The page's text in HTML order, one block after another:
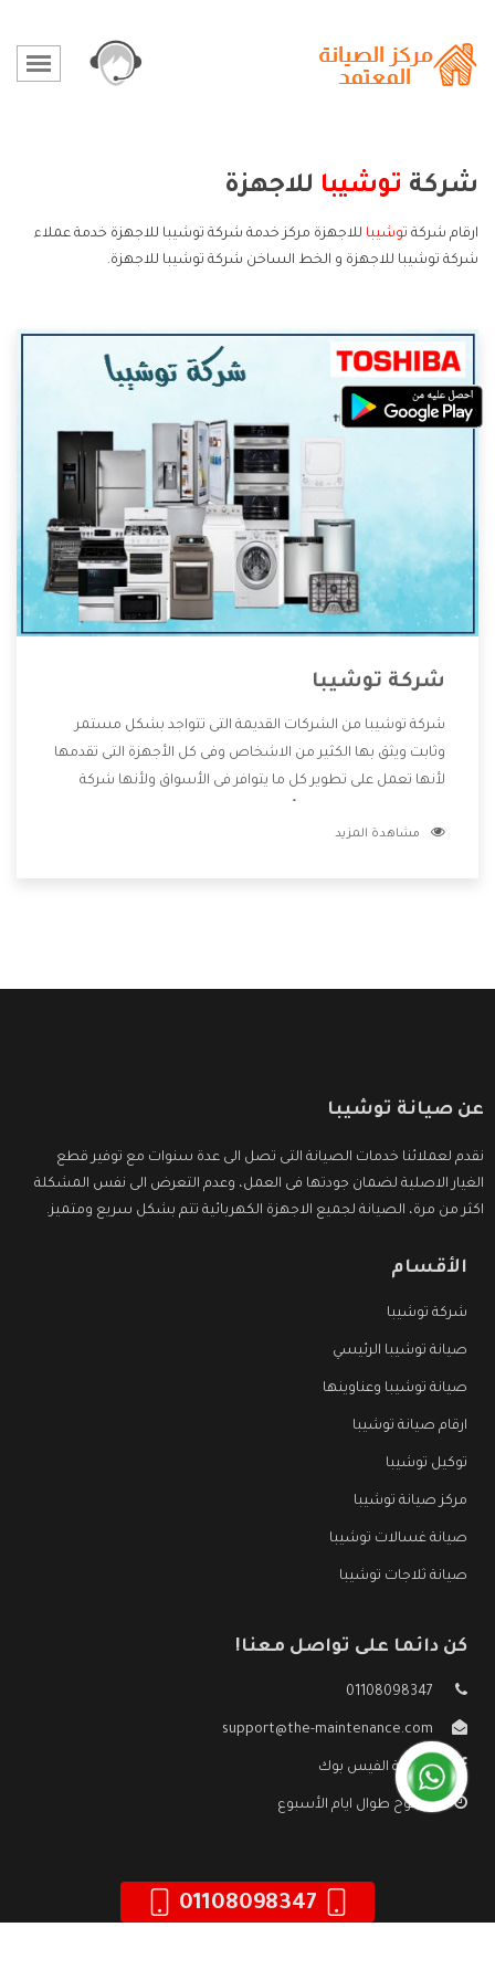
شركة توشيبا للاجهزة
ارقام شركة توشيبا للاجهزة مركز خدمة شركة توشيبا للاجهزة خدمة عملاء
شركة توشيبا للاجهزة و الخط الساخن شركة توشيبا للاجهزة.
شركة توشيبا
شركة توشيبا من الشركات القديمة التى تتواجد بشكل مستمر
وثابت ويثق بها الكثير من الاشخاص وفى كل الأجهزة التى تقدمها
لأنها تعمل على تطوير كل ما يتوافر فى الأسواق ولأنها شركة
وتقدم للعملاء أقوى العروض والخصومات التى تسهل على
مشاهدة المزيد
عن صيانة توشيبا
نقدم لعملائنا خدمات الصيانة التى تصل الى عدة سنوات مع توفير قطع
الغيار الاصلية لضمان جودتها فى العمل، وعدم التعرض الى نفس المشكلة
اكثر من مرة، الصيانة لجميع الاجهزة الكهربائية تتم بشكل سريع ومتميز.
الأقسام
شركة توشيبا
صيانة توشيبا الرئيسي
صيانة توشيبا وعناوينها
ارقام صيانة توشيبا
توكيل توشيبا
مركز صيانة توشيبا
صيانة غسالات توشيبا
صيانة ثلاجات توشيبا
كن دائما على تواصل معنا!
01108098347
support@the-maintenance.com
صفحة الفيس بوك
مفتوح طوال ايام الأسبوع
01108098347